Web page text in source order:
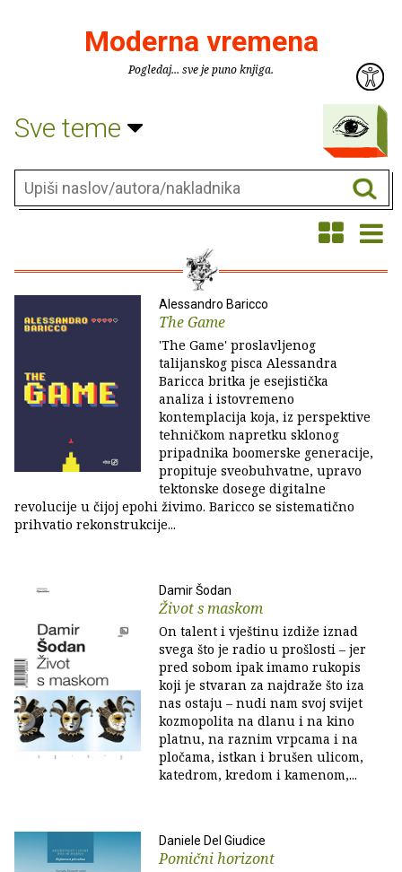
Moderna vremena
Pogledaj... sve je puno knjiga.
Sve teme
Alessandro Baricco
The Game
'The Game' proslavljenog
talijanskog pisca Alessandra
Baricca britka je esejistička
analiza i istovremeno
kontemplacija koja, iz perspektive
tehničkom napretku sklonog
pripadnika boomerske generacije,
propituje sveobuhvatne, upravo
tektonske dosege digitalne
revolucije u čijoj epohi živimo. Baricco se sistematično
prihvatio rekonstrukcije...
Damir Šodan
Život s maskom
On talent i vještinu izdiže iznad
svega što je radio u prošlosti – jer
pred sobom ipak imamo rukopis
koji je stvaran za najdraže što iza
nas ostaju – nudi nam svoj svijet
kozmopolita na dlanu i na kino
platnu, na raznim vrpcama i na
pločama, istkan i brušen ulicom,
katedrom, kredom i kamenom,...
Daniele Del Giudice
Pomični horizont